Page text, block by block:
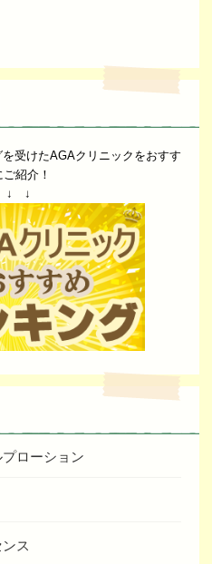
受けたAGAクリニックをおすす
紹介！
↓ ↓
ローション
ス